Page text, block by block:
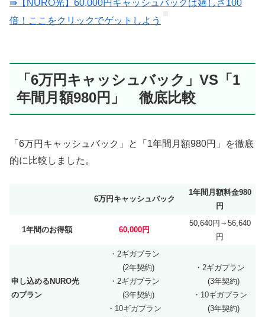
⇛【NURO光】60,000円キャッシュバックは嬉しさ100
倍！ここをクリックでゲットしよう
「6万円キャッシュバック」VS「1
年間月額980円」 徹底比較
「6万円キャッシュバック」と「1年間月額980円」を徹底
的に比較しました。
6万円キャッシュバック
1年間月額料金980
円
1年間のお得額 60,000円
50,640円～56,640
円
申し込めるNURO光
のプラン
・2ギガプラン
(2年契約)
・2ギガプラン
(3年契約)
・10ギガプラン
・2ギガプラン
(3年契約)
・10ギガプラン
(3年契約)